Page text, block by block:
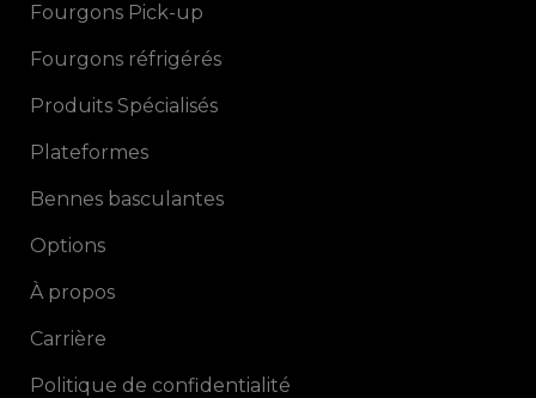
Fourgons Pick-up
Fourgons réfrigérés
Produits Spécialisés
Plateformes
Bennes basculantes
Options
À propos
Carrière
Politique de confidentialité